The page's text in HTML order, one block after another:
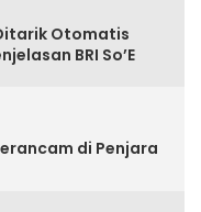
Otomatis
BRI So’E
di Penjara